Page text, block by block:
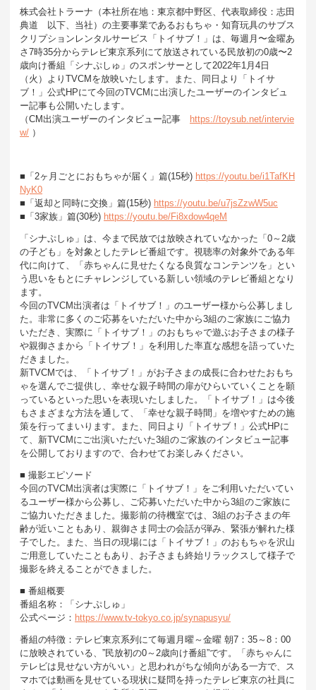
株式会社トラーナ（本社所在地：東京都中野区、代表取締役：志田
典道 以下、当社）の主要事業であるおもちゃ・知育玩具のサブス
クリプションレンタルサービス「トイサブ！」は、毎週月〜金曜あ
さ7時35分からテレビ東京系列にて放送されている民放初の0歳〜2
歳向け番組「シナぷしゅ」のスポンサーとして2022年1月4日
（火）よりTVCMを放映いたします。また、同日より「トイサ
ブ！」公式HPにて今回のTVCMに出演したユーザーのインタビュ
ー記事も公開いたします。
（CM出演ユーザーのインタビュー記事
https://toysub.net/intervie
w/ ）
■「2ヶ月ごとにおもちゃが届く」篇(15秒) https://youtu.be/i1TafKH
NyK0
■「返却と同時に交換」篇(15秒) https://youtu.be/u7jsZzwW5uc
■「3家族」篇(30秒) https://youtu.be/Fi8xdow4qeM
「シナぷしゅ」は、今まで民放では放映されていなかった「0～2歳
の子ども」を対象としたテレビ番組です。視聴率の対象外である年
代に向けて、「赤ちゃんに見せたくなる良質なコンテンツを」とい
う思いをもとにチャレンジしている新しい領域のテレビ番組となり
ます。
今回のTVCM出演者は「トイサブ！」のユーザー様から公募しまし
た。非常に多くのご応募をいただいた中から3組のご家族にご協力
いただき、実際に「トイサブ！」のおもちゃで遊ぶお子さまの様子
や親御さまから「トイサブ！」を利用した率直な感想を語っていた
だきました。
新TVCMでは、「トイサブ！」がお子さまの成長に合わせたおもち
ゃを選んでご提供し、幸せな親子時間の扉がひらいていくことを願
っているといった思いを表現いたしました。「トイサブ！」は今後
もさまざまな方法を通して、「幸せな親子時間」を増やすための施
策を行ってまいります。また、同日より「トイサブ！」公式HPに
て、新TVCMにご出演いただいた3組のご家族のインタビュー記事
を公開しておりますので、合わせてお楽しみください。
■ 撮影エピソード
今回のTVCM出演者は実際に「トイサブ！」をご利用いただいてい
るユーザー様から公募し、ご応募いただいた中から3組のご家族に
ご協力いただきました。撮影前の待機室では、3組のお子さまの年
齢が近いこともあり、親御さま同士の会話が弾み、緊張が解れた様
子でした。また、当日の現場には「トイサブ！」のおもちゃを沢山
ご用意していたこともあり、お子さまも終始リラックスして様子で
撮影を終えることができました。
■ 番組概要
番組名称：「シナぷしゅ」
公式ページ： https://www.tv-tokyo.co.jp/synapusyu/
番組の特徴：テレビ東京系列にて毎週月曜～金曜 朝7：35～8：00
に放映されている、”民放初の0～2歳向け番組”です。「赤ちゃんに
テレビは見せない方がいい」と思われがちな傾向がある一方で、ス
マホでは動画を見せている現状に疑問を持ったテレビ東京の社員に